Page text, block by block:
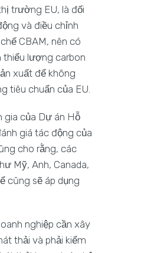
trường EU, là đối
và điều chỉnh
CBAM, nên có
lượng carbon
xuất để không
tiêu chuẩn của EU.
gia của Dự án Hỗ
giá tác động của
cho rằng, các
Mỹ, Anh, Canada,
cũng sẽ áp dụng
nghiệp cần xây
thải và phải kiểm